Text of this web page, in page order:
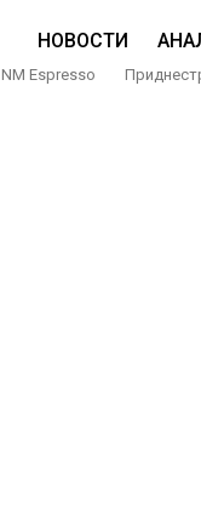
НОВОСТИ
NM Espresso